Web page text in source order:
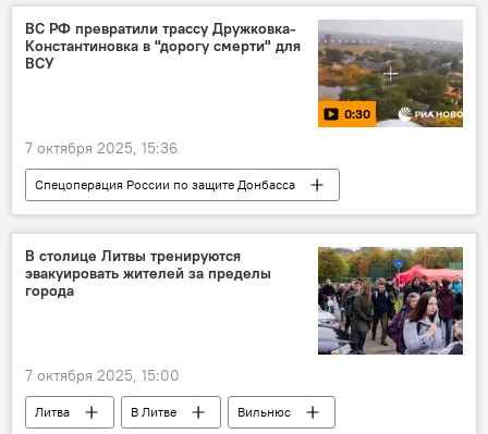
воздушное пространство
метеозонд
Довиле Шакалене
оборона
ВС РФ превратили трассу Дружковка-
Константиновка в "дорогу смерти" для
ВСУ
0:30
7 октября 2025, 15:36
Спецоперация России по защите Донбасса
В мире
Россия
Украина
ВС РФ
ВСУ
дрон
беспилотник
армия России ДНР
В столице Литвы тренируются
эвакуировать жителей за пределы
города
7 октября 2025, 15:00
Литва В Литве Вильнюс